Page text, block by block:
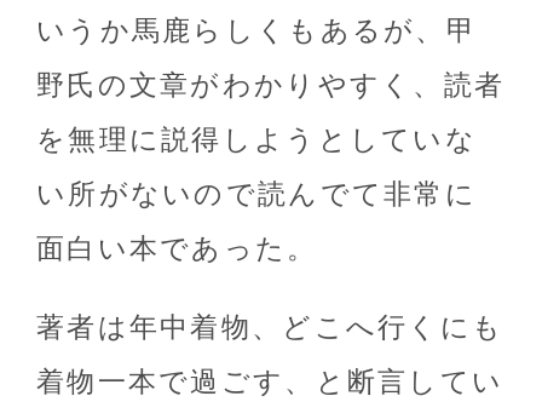
いうか馬鹿らしくもあるが、甲
野氏の文章がわかりやすく、読者
を無理に説得しようとしていな
い所がないので読んでて非常に
面白い本であった。
著者は年中着物、どこへ行くにも
着物一本で過ごす、と断言してい